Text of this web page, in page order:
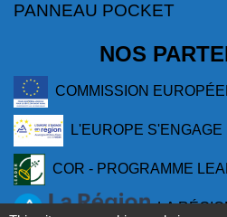
PANNEAU POCKET
NOS
COMMISSION
L'EUROPE S'ENGAGE
COR - PROGRAMME
LA